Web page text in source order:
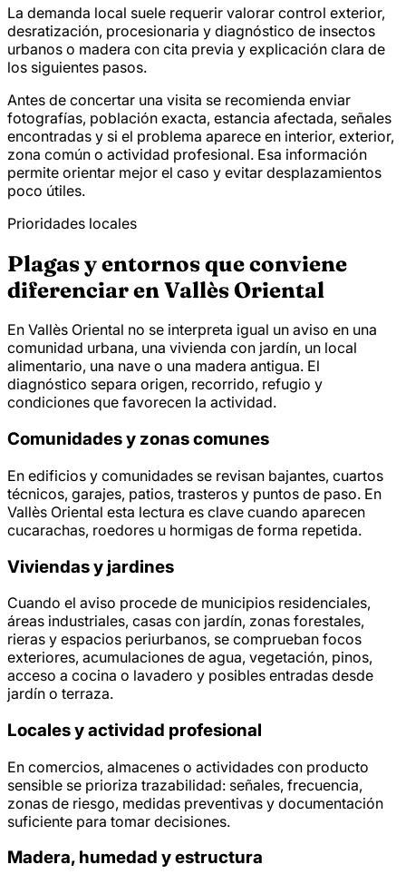
La demanda local suele requerir valorar control exterior,
desratización, procesionaria y diagnóstico de insectos
urbanos o madera con cita previa y explicación clara de
los siguientes pasos.
Antes de concertar una visita se recomienda enviar
fotografías, población exacta, estancia afectada, señales
encontradas y si el problema aparece en interior, exterior,
zona común o actividad profesional. Esa información
permite orientar mejor el caso y evitar desplazamientos
poco útiles.
Prioridades locales
Plagas y entornos que conviene
diferenciar en Vallès Oriental
En Vallès Oriental no se interpreta igual un aviso en una
comunidad urbana, una vivienda con jardín, un local
alimentario, una nave o una madera antigua. El
diagnóstico separa origen, recorrido, refugio y
condiciones que favorecen la actividad.
Comunidades y zonas comunes
En edificios y comunidades se revisan bajantes, cuartos
técnicos, garajes, patios, trasteros y puntos de paso. En
Vallès Oriental esta lectura es clave cuando aparecen
cucarachas, roedores u hormigas de forma repetida.
Viviendas y jardines
Cuando el aviso procede de municipios residenciales,
áreas industriales, casas con jardín, zonas forestales,
rieras y espacios periurbanos, se comprueban focos
exteriores, acumulaciones de agua, vegetación, pinos,
acceso a cocina o lavadero y posibles entradas desde
jardín o terraza.
Locales y actividad profesional
En comercios, almacenes o actividades con producto
sensible se prioriza trazabilidad: señales, frecuencia,
zonas de riesgo, medidas preventivas y documentación
suficiente para tomar decisiones.
Madera, humedad y estructura